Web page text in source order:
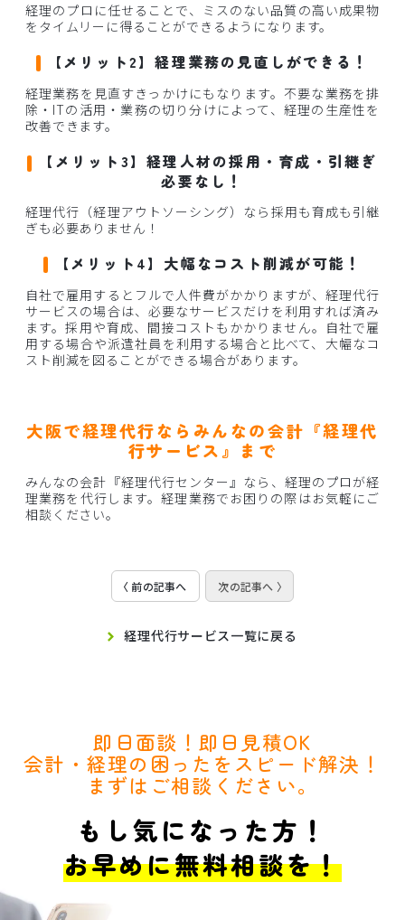
経理のプロに任せることで、ミスのない品質の高い成果物
をタイムリーに得ることができるようになります。
【メリット2】経理業務の見直しができる！
経理業務を見直すきっかけにもなります。不要な業務を排
除・ITの活用・業務の切り分けによって、経理の生産性を
改善できます。
【メリット3】経理人材の採用・育成・引継ぎ
必要なし！
経理代行（経理アウトソーシング）なら採用も育成も引継
ぎも必要ありません！
【メリット4】大幅なコスト削減が可能！
自社で雇用するとフルで人件費がかかりますが、経理代行
サービスの場合は、必要なサービスだけを利用すれば済み
ます。採用や育成、間接コストもかかりません。自社で雇
用する場合や派遣社員を利用する場合と比べて、大幅なコ
スト削減を図ることができる場合があります。
大阪で経理代行ならみんなの会計『経理代
行サービス』まで
みんなの会計『経理代行センター』なら、経理のプロが経
理業務を代行します。経理業務でお困りの際はお気軽にご
相談ください。
〈 前の記事へ 次の記事へ 〉
経理代行サービス一覧に戻る
即日面談！即日見積OK
会計・経理の困ったをスピード解決！
まずはご相談ください。
もし気になった方！
お早めに無料相談を！